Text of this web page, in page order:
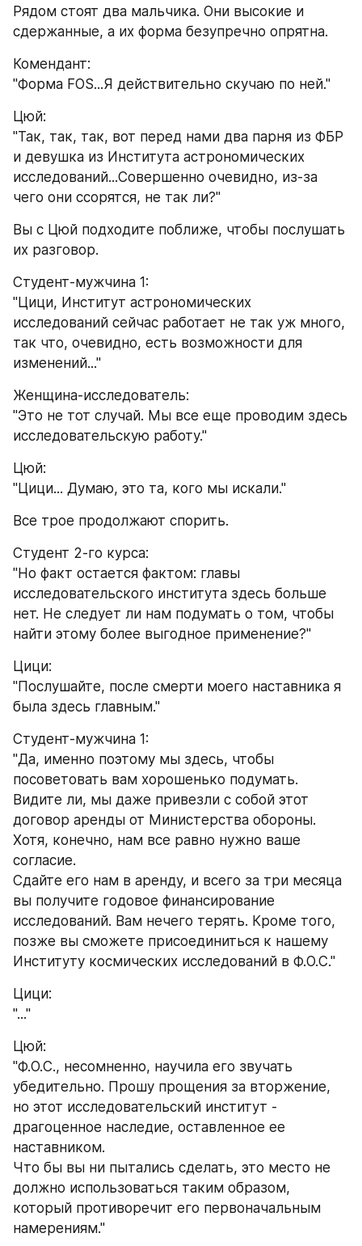
Рядом стоят два мальчика. Они высокие и
сдержанные, а их форма безупречно опрятна.
Комендант:
"Форма FOS...Я действительно скучаю по ней."
Цюй:
"Так, так, так, вот перед нами два парня из ФБР
и девушка из Института астрономических
исследований...Совершенно очевидно, из-за
чего они ссорятся, не так ли?"
Вы с Цюй подходите поближе, чтобы послушать
их разговор.
Студент-мужчина 1:
"Цици, Институт астрономических
исследований сейчас работает не так уж много,
так что, очевидно, есть возможности для
изменений..."
Женщина-исследователь:
"Это не тот случай. Мы все еще проводим здесь
исследовательскую работу."
Цюй:
"Цици... Думаю, это та, кого мы искали."
Все трое продолжают спорить.
Студент 2-го курса:
"Но факт остается фактом: главы
исследовательского института здесь больше
нет. Не следует ли нам подумать о том, чтобы
найти этому более выгодное применение?"
Цици:
"Послушайте, после смерти моего наставника я
была здесь главным."
Студент-мужчина 1:
"Да, именно поэтому мы здесь, чтобы
посоветовать вам хорошенько подумать.
Видите ли, мы даже привезли с собой этот
договор аренды от Министерства обороны.
Хотя, конечно, нам все равно нужно ваше
согласие.
Сдайте его нам в аренду, и всего за три месяца
вы получите годовое финансирование
исследований. Вам нечего терять. Кроме того,
позже вы сможете присоединиться к нашему
Институту космических исследований в Ф.О.С."
Цици:
"..."
Цюй:
"Ф.О.С., несомненно, научила его звучать
убедительно. Прошу прощения за вторжение,
но этот исследовательский институт -
драгоценное наследие, оставленное ее
наставником.
Что бы вы ни пытались сделать, это место не
должно использоваться таким образом,
который противоречит его первоначальным
намерениям."